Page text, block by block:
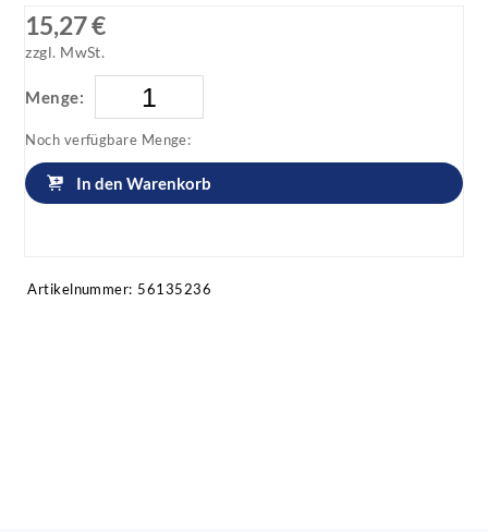
15,27 €
zzgl. MwSt.
Menge:
Noch verfügbare Menge:
In den Warenkorb
Artikelnummer: 56135236